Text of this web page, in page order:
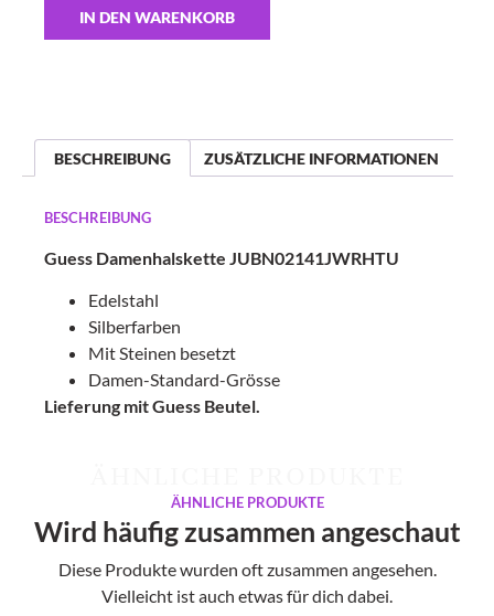
IN DEN WARENKORB
BESCHREIBUNG ZUSÄTZLICHE INFORMATIONEN
BESCHREIBUNG
Guess Damenhalskette JUBN02141JWRHTU
Edelstahl
Silberfarben
Mit Steinen besetzt
Damen-Standard-Grösse
Lieferung mit Guess Beutel.
ÄHNLICHE PRODUKTE
Wird häufig zusammen angeschaut
Diese Produkte wurden oft zusammen angesehen.
Vielleicht ist auch etwas für dich dabei.